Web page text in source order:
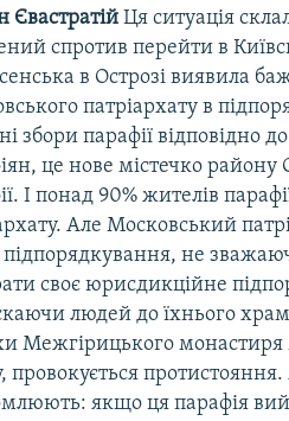
Євастратій Ця ситуація
спротив перейти в
в Острозі виявила
патріархату в
збори парафії відповідно
це нове містечко району
І понад 90% жителів
Але Московський
підпорядкування, не
своє юрисдикційне
людей до їхнього
Межгірицького монастиря
провокується
якщо ця парафія